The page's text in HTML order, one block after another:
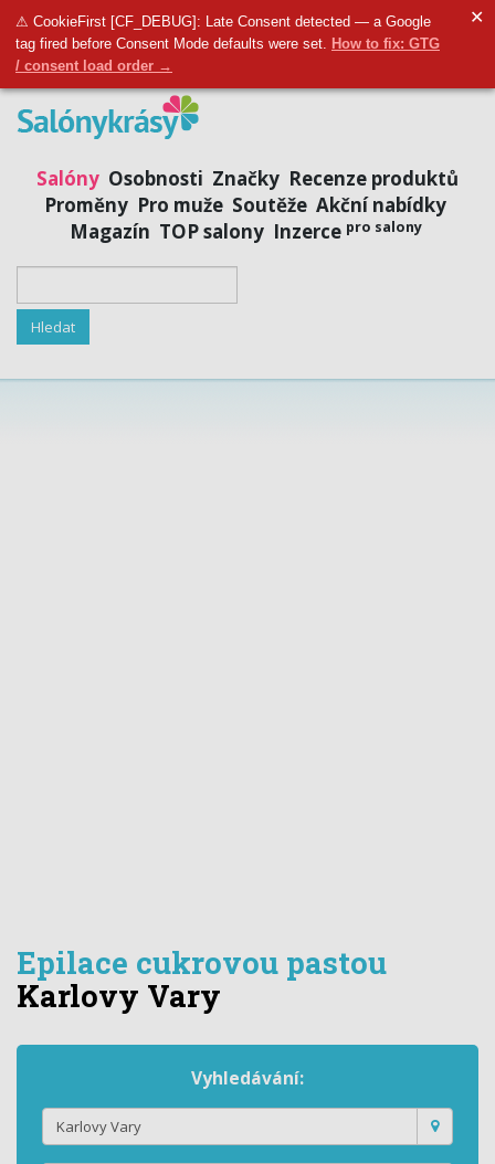
⚠ CookieFirst [CF_DEBUG]: Late Consent detected — a Google
tag fired before Consent Mode defaults were set. How to fix: GTG
/ consent load order →
✕
Přidat salon | Přihlásit se | Registrovat se
Salóny Osobnosti Značky Recenze produktů
Proměny Pro muže Soutěže Akční nabídky
Magazín TOP salony Inzerce pro salony
Epilace cukrovou pastou
Karlovy Vary
Vyhledávání: